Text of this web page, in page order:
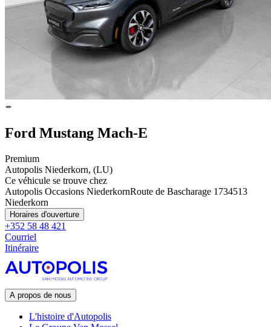
Ford Mustang Mach-E
Premium
Autopolis Niederkorn, (LU)
Ce véhicule se trouve chez
Autopolis Occasions NiederkornRoute de Bascharage 1734513
Niederkorn
Horaires d'ouverture
+352 58 48 421
Courriel
Itinéraire
A propos de nous
L'histoire d'Autopolis